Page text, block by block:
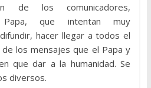
de los comunicadores,
Papa, que intentan muy
hacer llegar a todos el
los mensajes que el Papa y
que dar a la humanidad. Se
diversos.